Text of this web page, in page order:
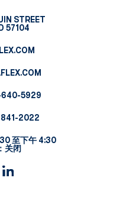
STREET
57104
640-5929
841-2022
至下午 4:30
关闭